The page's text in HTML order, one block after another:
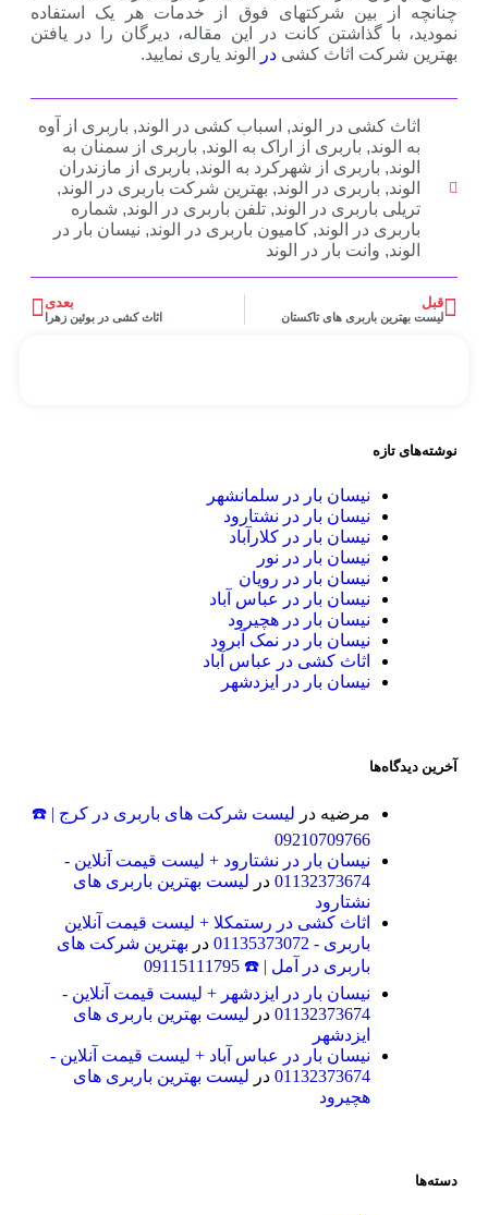
چنانچه از بین شرکتهای فوق از خدمات هر یک استفاده
نمودید، با گذاشتن کانت در این مقاله، دیرگان را در یافتن
بهترین شرکت اثاث کشی در الوند یاری نمایید.
اثاث کشی در الوند, اسباب کشی در الوند, باربری از آوه
به الوند, باربری از اراک به الوند, باربری از سمنان به
الوند, باربری از شهرکرد به الوند, باربری از مازندران
الوند, باربری در الوند, بهترین شرکت باربری در الوند,
تریلی باربری در الوند, تلفن باربری در الوند, شماره
باربری در الوند, کامیون باربری در الوند, نیسان بار در
الوند, وانت بار در الوند
قبل
لیست بهترین باربری های تاکستان
بعدی
اثاث کشی در بوئین زهرا
نوشته‌های تازه
نیسان بار در سلمانشهر
نیسان بار در نشتارود
نیسان بار در کلارآباد
نیسان بار در نور
نیسان بار در رویان
نیسان بار در عباس آباد
نیسان بار در هچیرود
نیسان بار در نمک آبرود
اثاث کشی در عباس آباد
نیسان بار در ایزدشهر
آخرین دیدگاه‌ها
مرضیه در لیست شرکت های باربری در کرج | ☎️
09210709766
نیسان بار در نشتارود + لیست قیمت آنلاین -
01132373674 در لیست بهترین باربری های
نشتارود
اثاث کشی در رستمکلا + لیست قیمت آنلاین
باربری - 01135373072
در بهترین شرکت های
باربری در آمل | ☎️ 09115111795
نیسان بار در ایزدشهر + لیست قیمت آنلاین -
01132373674 در لیست بهترین باربری های
ایزدشهر
نیسان بار در عباس آباد + لیست قیمت آنلاین -
01132373674 در لیست بهترین باربری های
هچیرود
دسته‌ها